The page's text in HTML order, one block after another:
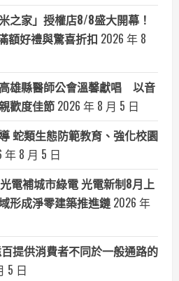
之家」授權店8/8盛大開幕！
額好禮與驚喜折扣 2026 年 8
雄縣醫師公會溫馨獻唱 以音
歡度佳節 2026 年 8 月 5 日
蛇類生態防範教育、強化校園
年 8 月 5 日
電補城市綠電 光電新制8月上
形成淨零建築推進鏈 2026 年
提供消費者不同於一般通路的
5 日